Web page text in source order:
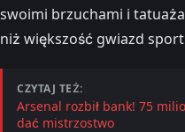
swoimi brzuchami i
niż większość gwiazd
CZYTAJ TEŻ:
Arsenal rozbił bank! 75
dać mistrzostwo